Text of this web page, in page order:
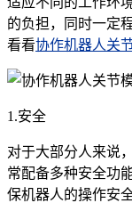
的负担，同时一定
看看协作机器人关
1.安全
对于大部分人来说
常配备多种安全功
保机器人的操作安